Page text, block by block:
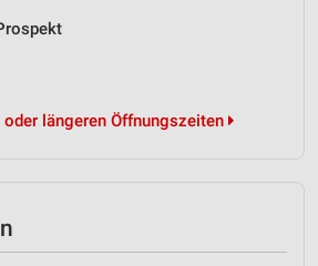
längeren Öffnungszeiten